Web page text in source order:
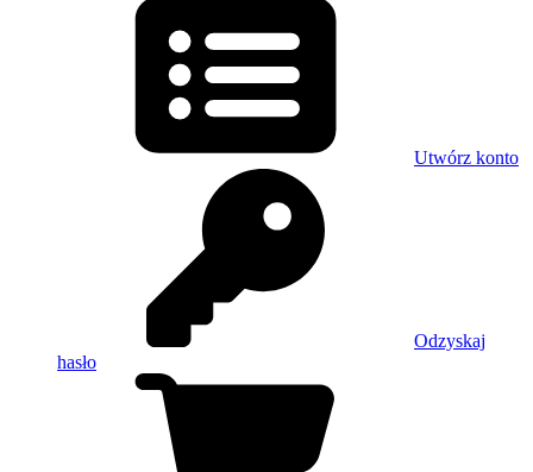
Utwórz konto
Odzyskaj
hasło